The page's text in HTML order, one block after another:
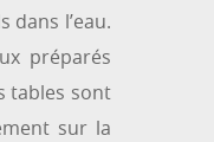
l’eau.
préparés
tables sont
sur la